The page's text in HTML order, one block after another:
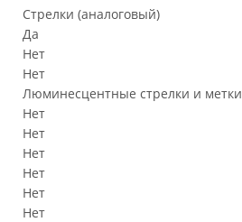
Стрелки (аналоговый)
Да
Нет
Нет
Люминесцентные стрелки и метки
Нет
Нет
Нет
Нет
Нет
Нет